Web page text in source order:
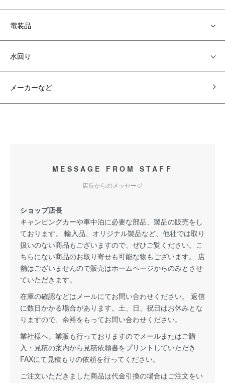
電装品
水回り
メーカーなど
MESSAGE FROM STAFF
店長からのメッセージ
ショップ店長
キャンピングカーや車中泊に必要な部品、製品の販売をし
ております。 輸入品、オリジナル製品など、他社では取り
扱いのない商品もございますので、ぜひご覧ください。こ
ちらにない商品のお取り寄せも可能な物もございます。 店
舗はございませんので販売はホームページからのみとさせ
ていただきます。
在庫の確認などはメールにてお問い合わせください。 返信
に数日かかる場合があります。土、日、祝日はお休みとな
りますので、余裕をもってお問い合わせください。
業社様へ。業販も行っておりますのでメールまたはご購
入・見積の案内から見積依頼書をプリントしていただき
FAXにて見積もりの依頼を行ってください。
ご注文いただきました商品は代金引換の場合はご注文をい